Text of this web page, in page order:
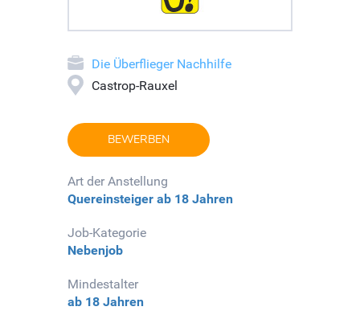
Die Überflieger Nachhilfe
Castrop-Rauxel
BEWERBEN
Art der Anstellung
Quereinsteiger ab 18 Jahren
Job-Kategorie
Nebenjob
Mindestalter
ab 18 Jahren